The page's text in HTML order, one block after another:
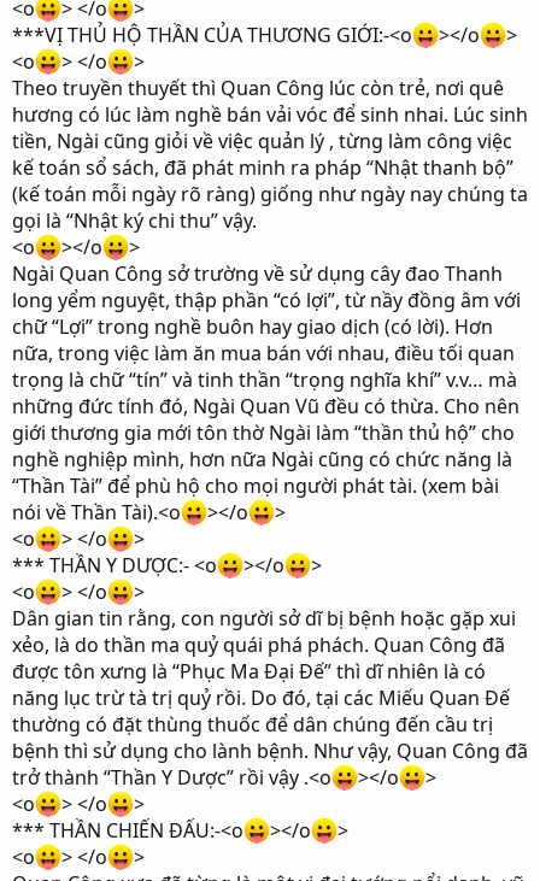
<o
> </o
>
***VỊ THỦ HỘ THẦN CỦA THƯƠNG GIỚI:-<o
></o
>
<o
> </o
>
Theo truyền thuyết thì Quan Công lúc còn trẻ, nơi quê
hương có lúc làm nghề bán vải vóc để sinh nhai. Lúc sinh
tiền, Ngài cũng giỏi về việc quản lý , từng làm công việc
kế toán sổ sách, đã phát minh ra pháp “Nhật thanh bộ”
(kế toán mỗi ngày rõ ràng) giống như ngày nay chúng ta
gọi là “Nhật ký chi thu” vậy.
<o
></o
>
Ngài Quan Công sở trường về sử dụng cây đao Thanh
long yểm nguyệt, thập phần “có lợi”, từ nầy đồng âm với
chữ “Lợi” trong nghề buôn hay giao dịch (có lời). Hơn
nữa, trong việc làm ăn mua bán với nhau, điều tối quan
trọng là chữ “tín” và tinh thần “trọng nghĩa khí” v.v… mà
những đức tính đó, Ngài Quan Vũ đều có thừa. Cho nên
giới thương gia mới tôn thờ Ngài làm “thần thủ hộ” cho
nghề nghiệp mình, hơn nữa Ngài cũng có chức năng là
“Thần Tài” để phù hộ cho mọi người phát tài. (xem bài
nói về Thần Tài).<o
></o
>
<o
> </o
>
*** THẦN Y DƯỢC:- <o
></o
>
<o
> </o
>
Dân gian tin rằng, con người sở dĩ bị bệnh hoặc gặp xui
xẻo, là do thần ma quỷ quái phá phách. Quan Công đã
được tôn xưng là “Phục Ma Đại Đế” thì dĩ nhiên là có
năng lục trừ tà trị quỷ rồi. Do đó, tại các Miếu Quan Đế
thường có đặt thùng thuốc để dân chúng đến cầu trị
bệnh thì sử dụng cho lành bệnh. Như vậy, Quan Công đã
trở thành “Thần Y Dược” rồi vậy .<o
></o
>
<o
> </o
>
*** THẦN CHIẾN ĐẤU:-<o
></o
>
<o
> </o
>